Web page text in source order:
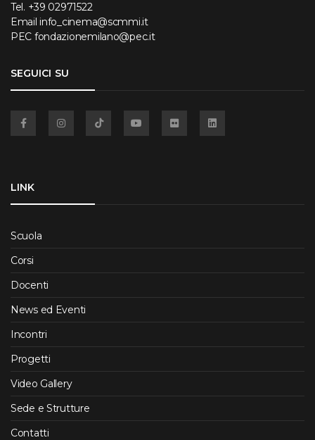
Tel. +39 02971522
Email info_cinema@scmmi.it
PEC fondazionemilano@pec.it
SEGUICI SU
LINK
Scuola
Corsi
Docenti
News ed Eventi
Incontri
Progetti
Video Gallery
Sede e Strutture
Contatti